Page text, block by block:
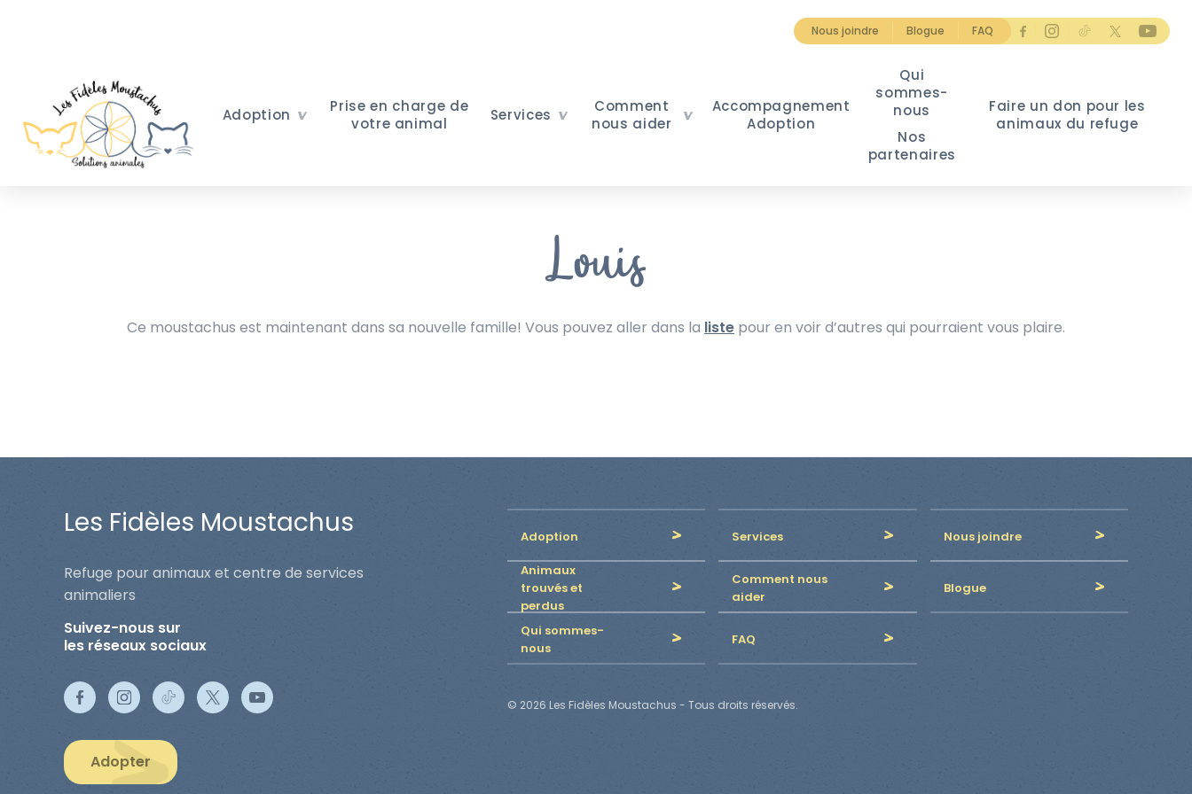
Nous joindre Blogue FAQ
Adoption
Prise en charge de
votre animal
Services
Comment
nous aider
Accompagnement
Adoption
Qui
sommes-
nous
Nos
partenaires
Faire un don pour les
animaux du refuge
Louis
Ce moustachus est maintenant dans sa nouvelle famille! Vous pouvez aller dans la liste pour en voir d’autres qui pourraient vous plaire.
Les Fidèles Moustachus
Refuge pour animaux et centre de services
animaliers
Suivez-nous sur
les réseaux sociaux
Adopter
Adoption Services
Nous joindre
Animaux
trouvés et
perdus
Comment nous
aider
Blogue
Qui sommes-
nous
FAQ
© 2026 Les Fidèles Moustachus - Tous droits réservés.